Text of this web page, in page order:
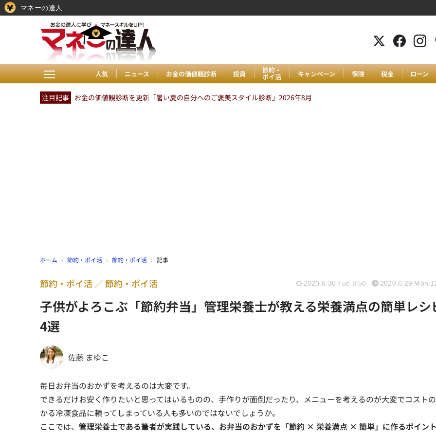
人気 ニュース お金の価値観診断 投資 節約・
ポイ活 キャンペーン 保険 税金 ローン
注目記事 お金の価値観診断を更新「暑い夏の自分へのご褒美スタイル診断」2026年8月
ホーム › 節約・ポイ活 › 節約・ポイ活 › 記事
子供がよろこぶ「節約弁当」管理栄養士が教える栄養満点の簡単レシ
4選
節約・ポイ活 節約・ポイ活 2020.6.30 Tue 8:50 2020.6.29 Mon
佐藤 まゆこ
毎日お弁当のおかずを考えるのは大変です。
できるだけお安く作りたいと思ってはいるものの、手作りが面倒だったり、メニューを考えるのが大変でコスト
かる冷凍食品に頼ってしまっている人も多いのではないでしょうか。
ここでは、 管理栄養士である筆者が実践している、お弁当のおかずを「節約 × 栄養満点 × 簡単」に作るポイン
マネーの達人